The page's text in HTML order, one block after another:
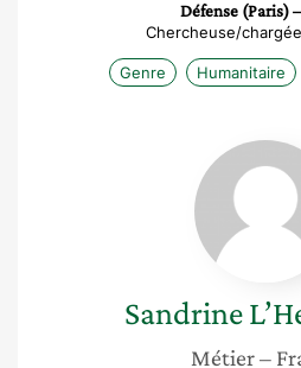
Défense (Paris)
Chercheuse/
Genre Humanitaire
Sandrine
Métier–